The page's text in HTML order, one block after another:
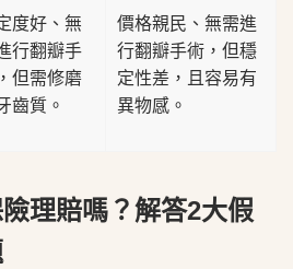
度好、無
行翻瓣手
但需修磨
齒質。
價格親民、無需進
行翻瓣手術，但穩
定性差，且容易有
異物感。
理賠嗎？解答2大假